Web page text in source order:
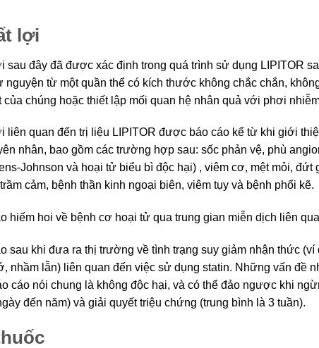
lợi
sau đây đã được xác định trong quá trình sử dụng LIPITOR
nguyện từ một quần thể có kích thước không chắc chắn,
của chúng hoặc thiết lập mối quan hệ nhân quả với phơi
liên quan đến trị liệu LIPITOR được báo cáo kể từ khi giới
nhân, bao gồm các trường hợp sau: sốc phản vệ, phù
Johnson và hoại tử biểu bì độc hại) , viêm cơ, mệt mỏi, đứt
cảm, bệnh thần kinh ngoại biên, viêm tụy và bệnh phổi kẽ.
hiếm hoi về bệnh cơ hoại tử qua trung gian miễn dịch liên
sau khi đưa ra thị trường về tình trạng suy giảm nhận thức (ví
nhầm lẫn) liên quan đến việc sử dụng statin. Những vấn đề
cáo nói chung là không độc hại, và có thể đảo ngược khi
đến năm) và giải quyết triệu chứng (trung bình là 3 tuần).